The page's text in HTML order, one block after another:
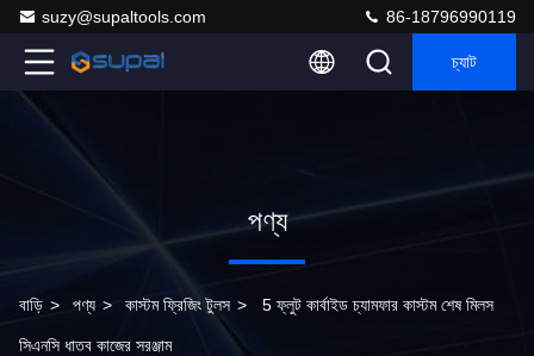
suzy@supaltools.com 86-18796990119
চ্যাট
পণ্য
বাড়ি > পণ্য > কাস্টম ফ্রিজিং টুলস > 5 ফ্লুট কার্বাইড চ্যামফার কাস্টম শেষ মিলস
সিএনসি ধাতব কাজের সরঞ্জাম